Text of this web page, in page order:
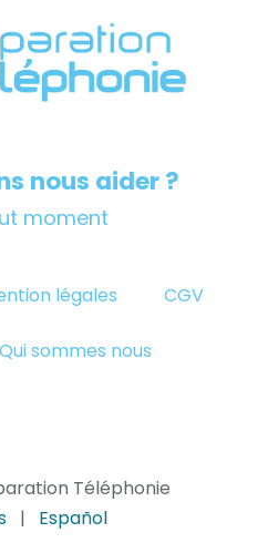
nous aider ?
moment
légales CGV
Qui sommes nous
Téléphonie
| Español